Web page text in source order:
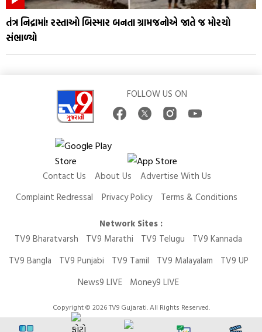
તંત્ર નિદ્રામાં! રસ્તાઓ બિસ્માર બનતા ગ્રામજનોએ જાતે જ મોરચો
સંભાળ્યો
FOLLOW US ON
Contact Us About Us
Advertise With Us
Complaint Redressal
Privacy Policy
Terms & Conditions
Network Sites :
TV9 Bharatvarsh
TV9 Marathi TV9 Telugu
TV9 Kannada
TV9 Bangla
TV9 Punjabi TV9 Tamil TV9 Malayalam
TV9 UP
News9 LIVE
Money9 LIVE
Copyright © 2026 TV9 Gujarati. All Rights Reserved.